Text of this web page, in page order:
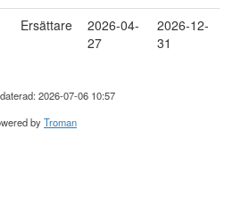
Ersättare
2026-04-
27
2026-12-
31
2026-07-06 10:57
byTroman